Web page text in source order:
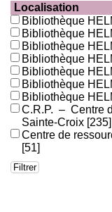
Localisation
Bibliothèque
Bibliothèque
Bibliothèque
Bibliothèque
Bibliothèque
Bibliothèque
Bibliothèque
C.R.P. – Centre
Sainte-Croix [235]
Centre de
[51]